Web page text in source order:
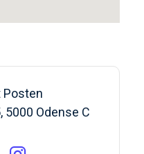
Posten
Odense C